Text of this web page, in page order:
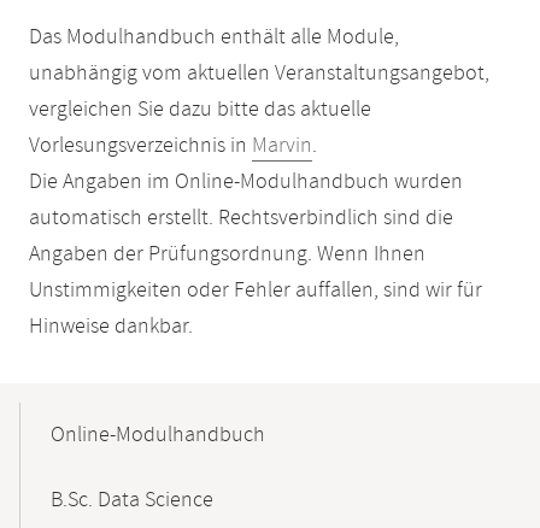
Das Modulhandbuch enthält alle Module,
unabhängig vom aktuellen Veranstaltungsangebot,
vergleichen Sie dazu bitte das aktuelle
Vorlesungsverzeichnis in Marvin.
Die Angaben im Online-Modulhandbuch wurden
automatisch erstellt. Rechtsverbindlich sind die
Angaben der Prüfungsordnung. Wenn Ihnen
Unstimmigkeiten oder Fehler auffallen, sind wir für
Hinweise dankbar.
NavigationOnline-Modulhandbuch
B.Sc. Data Science